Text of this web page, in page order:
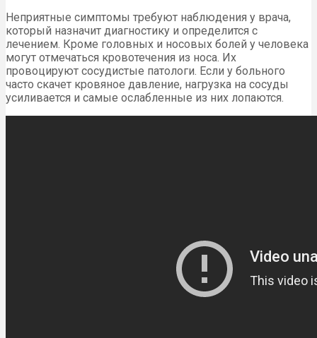
Неприятные симптомы требуют наблюдения у врача,
который назначит диагностику и определится с
лечением. Кроме головных и носовых болей у человека
могут отмечаться кровотечения из носа. Их
провоцируют сосудистые патологи. Если у больного
часто скачет кровяное давление, нагрузка на сосуды
усиливается и самые ослабленные из них лопаются.